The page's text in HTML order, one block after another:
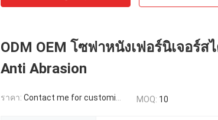
ODM OEM โซฟาหนังเฟอร์นิเจอร์ส
Anti Abrasion
ราคา: Contact me for customized MOQ: 10